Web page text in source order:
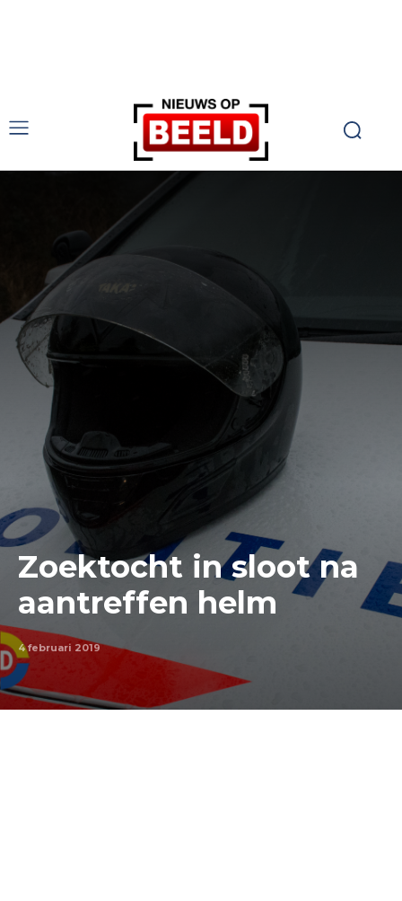
Zoektocht in sloot na
aantreffen helm
4 februari 2019